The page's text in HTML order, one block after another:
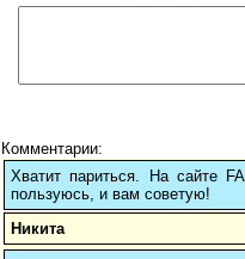
Комментарии:
Хватит париться. На сайте
пользуюсь, и вам советую!
Никита